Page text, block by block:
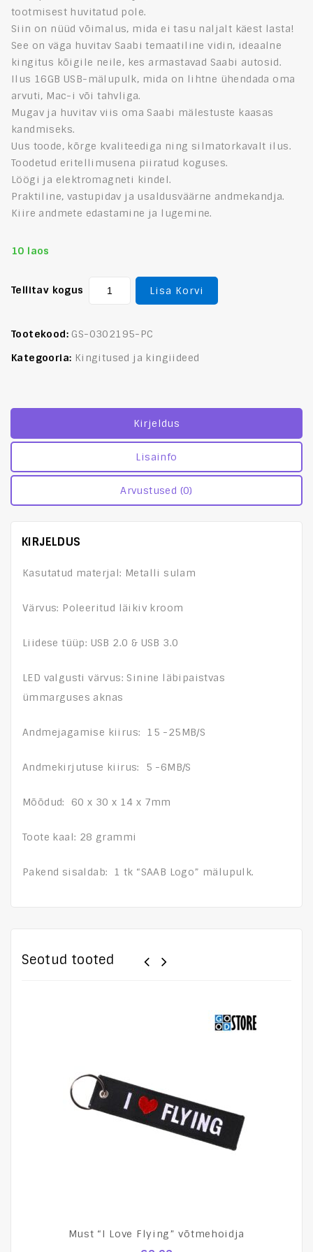
tootmisest huvitatud pole.
Siin on nüüd võimalus, mida ei tasu naljalt käest lasta!
See on väga huvitav Saabi temaatiline vidin, ideaalne
kingitus kõigile neile, kes armastavad Saabi autosid.
Ilus 16GB USB-mälupulk, mida on lihtne ühendada oma
arvuti, Mac-i või tahvliga.
Mugav ja huvitav viis oma Saabi mälestuste kaasas
kandmiseks.
Uus toode, kõrge kvaliteediga ning silmatorkavalt ilus.
Toodetud eritellimusena piiratud koguses.
Löögi ja elektromagneti kindel.
Praktiline, vastupidav ja usaldusväärne andmekandja.
Kiire andmete edastamine ja lugemine.
10 laos
Tellitav kogus Lisa Korvi
Tootekood: GS-0302195-PC
Kategooria: Kingitused ja kingiideed
Kirjeldus
Lisainfo
Arvustused (0)
KIRJELDUS
Kasutatud materjal: Metalli sulam
Värvus: Poleeritud läikiv kroom
Liidese tüüp: USB 2.0 & USB 3.0
LED valgusti värvus: Sinine läbipaistvas
ümmarguses aknas
Andmejagamise kiirus: 15 -25MB/S
Andmekirjutuse kiirus: 5 -6MB/S
Mõõdud: 60 x 30 x 14 x 7mm
Toote kaal: 28 grammi
Pakend sisaldab: 1 tk “SAAB Logo” mälupulk.
Seotud tooted
Must “I Love Flying” võtmehoidja